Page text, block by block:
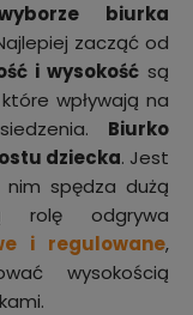
biurka
zacząć od
i wysokość są
wpływają na
Biurko
dziecka. Jest
spędza dużą
rolę odgrywa
i regulowane,
wysokością